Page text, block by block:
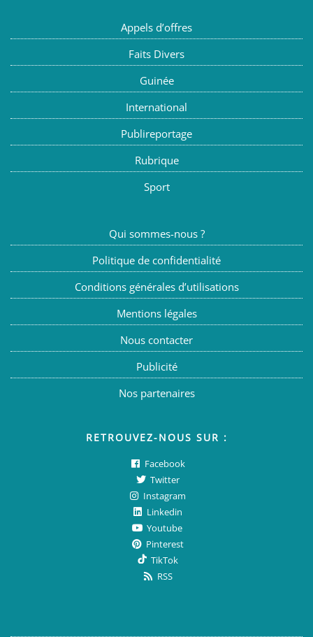
Appels d’offres
Faits Divers
Guinée
International
Publireportage
Rubrique
Sport
Qui sommes-nous ?
Politique de confidentialité
Conditions générales d’utilisations
Mentions légales
Nous contacter
Publicité
Nos partenaires
RETROUVEZ-NOUS SUR :
Facebook
Twitter
Instagram
Linkedin
Youtube
Pinterest
TikTok
RSS